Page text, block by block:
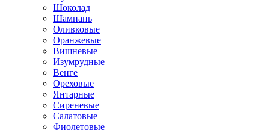
Шоколад
Шампань
Оливковые
Оранжевые
Вишневые
Изумрудные
Венге
Ореховые
Янтарные
Сиреневые
Салатовые
Фиолетовые